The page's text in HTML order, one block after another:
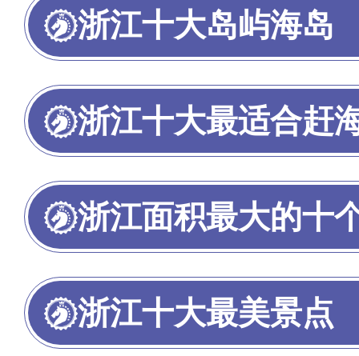
出，榜单仅供参考，研究参考
21日，如有疑问，欢迎在末尾
喜欢的投票>>
浙江十大岛屿海岛
浙江十大最适合赶
浙江面积最大的十
浙江十大最美景点